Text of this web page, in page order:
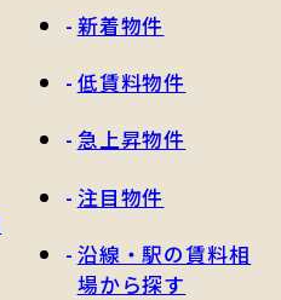
新着物件
低賃料物件
急上昇物件
注目物件
沿線・駅の賃料相
場から探す